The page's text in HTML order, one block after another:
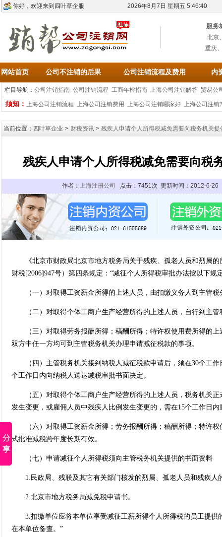
你好，欢迎来到四叶草企服 2026年8月7日 星期五 5:46:40
服务
北京
重庆
网站首页 公司不注销的后果 公司注销流程及费用 内
栏目导航： 公司注销指南 公司注销流程 工商年检指南 上海公司注销解答 贸易公
须知： 上海公司注销流程 上海公司注销费用 上海公司注销哪家好 上海公司注销
当前位置： 四叶草企业 > 财税资讯 > 残疾人申请个人所得税减免需要向税务机关提
残疾人申请个人所得税减免需要向税
作者： 上海注册公司 点击：7451次 更新时间：2012-6-26
《北京市财政局北京市地方税务局关于残疾、孤老人员和烈属的
财税[2006]947号）第四条规定：“减征个人所得税审批办法按以下规
（一）对取得工资薪金所得的上述人员，由扣缴义务人到主管税
（二）对取得个体工商户生产经营所得的上述人员，自行到主管
（三）对取得劳务报酬所得；稿酬所得；特许权使用费所得的上
双方中任一方均可到主管税务机关办理申请减征税款的事项。
（四）主管税务机关接到纳税人减征税款申请后，须在30个工作
个工作日内向纳税人送达减税审批书面决定。
（五）对取得个体工商户生产经营所得的上述人员，税务机关正
发生变更，或雇佣人员中残疾人比例发生变更的，需在15个工作日
（六）对取得工资薪金所得；劳务报酬所得；稿酬所得；特许权
式批准减税跨年度长期有效。
（七）申请减征个人所得税须向主管税务机关提供的书面资料
1.民政局、残联及其它有关部门核发的烈属、孤老人员和残疾人
2.北京市地方税务局减免税申请书。
3.扣缴单位应将本单位享受减征工薪所得个人所得税的员工提供
在本单位备查。”